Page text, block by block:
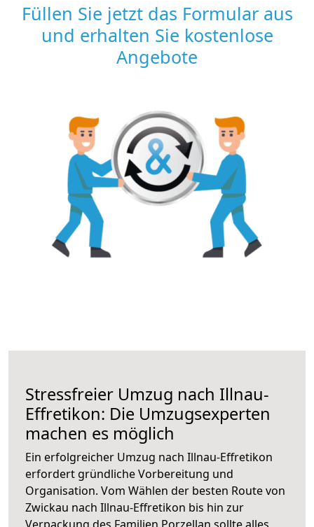
Füllen Sie jetzt das Formular aus
und erhalten Sie kostenlose
Angebote
Stressfreier Umzug nach Illnau-
Effretikon: Die Umzugsexperten
machen es möglich
Ein erfolgreicher Umzug nach Illnau-Effretikon
erfordert gründliche Vorbereitung und
Organisation. Vom Wählen der besten Route von
Zwickau nach Illnau-Effretikon bis hin zur